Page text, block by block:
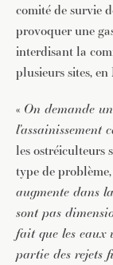
comité de survie
provoquer une
interdisant la
plusieurs sites,
« On demande
les ostréiculteurs
type de
augmente dans
sont pas
fait que les eaux
partie des rejets